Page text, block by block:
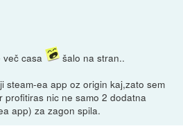
več casa
šalo na stran..
steam-ea app oz origin kaj,zato sem
profitiras nic ne samo 2 dodatna
app) za zagon spila.